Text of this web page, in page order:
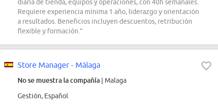
diaria de tienda, equipos y operaciones, con 40h semanales.
Requiere experiencia mínima 1 año, liderazgo y orientación
a resultados. Beneficios incluyen descuentos, retribución
flexible y formación.”
Store Manager - Málaga
No se muestra la compañía | Malaga
Gestión, Español